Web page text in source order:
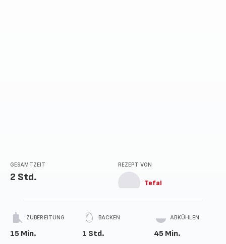
GESAMTZEIT
2 Std.
REZEPT VON
Tefal
ZUBEREITUNG
15 Min.
BACKEN
1 Std.
ABKÜHLEN
45 Min.